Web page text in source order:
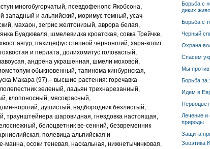
многобугорчатый, псевдофенопс Якобсона,
западный и альпийский, моримус темный, усач-
махаон, зегрисжелтонизый, аврора белая,
Буадюваля, шмелевидка кроатская,совка Трейчке,
авгур, пахицефус степной черноногий, хара-копиг
и перлата, долихомитус головастый,
андрена украшенная, шмели моховой,
обыкновенный,тапинома кинбурнская,
Макара (97).– высшие растения: горечавка
зеленый, ладьянтрехнарезанный,
клопоносный, мясокрасный,
-норогий, душистый, надбородник безлистый,
траунштейнерашаровидная, гнездовка настоящая,
белоцветник ве-сенний, безвременник
полевица альпийская и
-манна, осоки теневая, наскальная, нижнетычинковая,
Борьба с
диких
Борьба с
Черный
Охрана
Спасем
Мы против
Борьба за
Идем в
Первоцвет
Лечение и
природы
Защита
Зооэтика